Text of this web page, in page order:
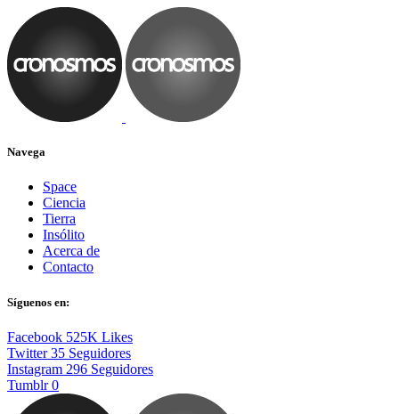
Navega
Space
Ciencia
Tierra
Insólito
Acerca de
Contacto
Síguenos en:
Facebook 525K Likes
Twitter 35 Seguidores
Instagram 296 Seguidores
Tumblr 0